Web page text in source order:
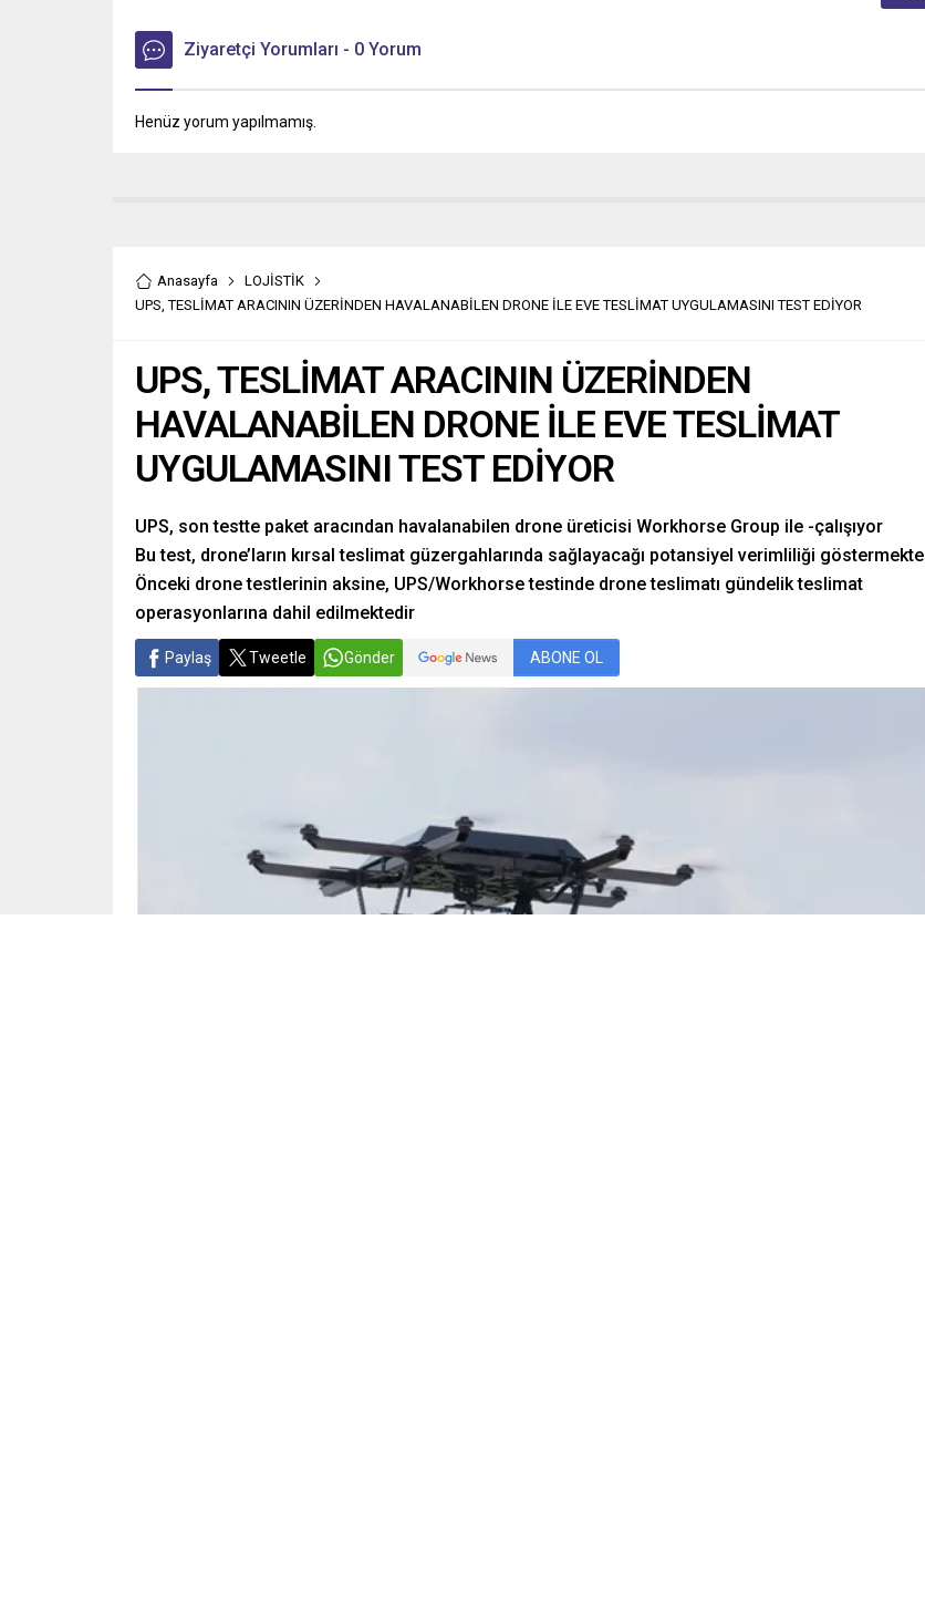
Ziyaretçi Yorumları - 0 Yorum
Henüz yorum yapılmamış.
Anasayfa
LOJİSTİK
UPS, TESLİMAT ARACININ ÜZERİNDEN HAVALANABİLEN DRONE İLE EVE TESLİMAT UYGULAMASINI TEST EDİYOR
UPS, TESLİMAT ARACININ ÜZERİNDEN
HAVALANABİLEN DRONE İLE EVE TESLİMAT
UYGULAMASINI TEST EDİYOR
UPS, son testte paket aracından havalanabilen drone üreticisi Workhorse Group ile -çalışıyor
Bu test, drone’ların kırsal teslimat güzergahlarında sağlayacağı potansiyel verimliliği göstermekte
Önceki drone testlerinin aksine, UPS/Workhorse testinde drone teslimatı gündelik teslimat
operasyonlarına dahil edilmektedir
Paylaş Tweetle Gönder ABONE OL